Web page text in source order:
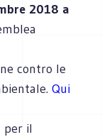
2018 a
contro le
Qui
per il